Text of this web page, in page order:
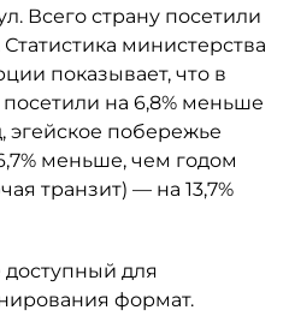
Всего страну посетили
министерства
показывает, что в
на 6,8% меньше
эгейское побережье
меньше, чем годом
транзит) — на 13,7%
для
формат.